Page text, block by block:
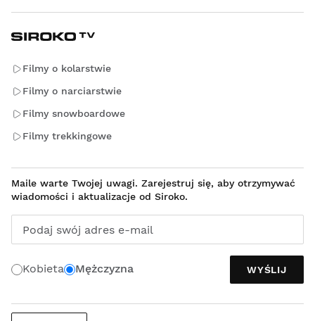
Filmy o kolarstwie
Filmy o narciarstwie
Filmy snowboardowe
Filmy trekkingowe
Maile warte Twojej uwagi. Zarejestruj się, aby otrzymywać
wiadomości i aktualizacje od Siroko.
Podaj swój adres e-mail
Kobieta Mężczyzna WYŚLIJ